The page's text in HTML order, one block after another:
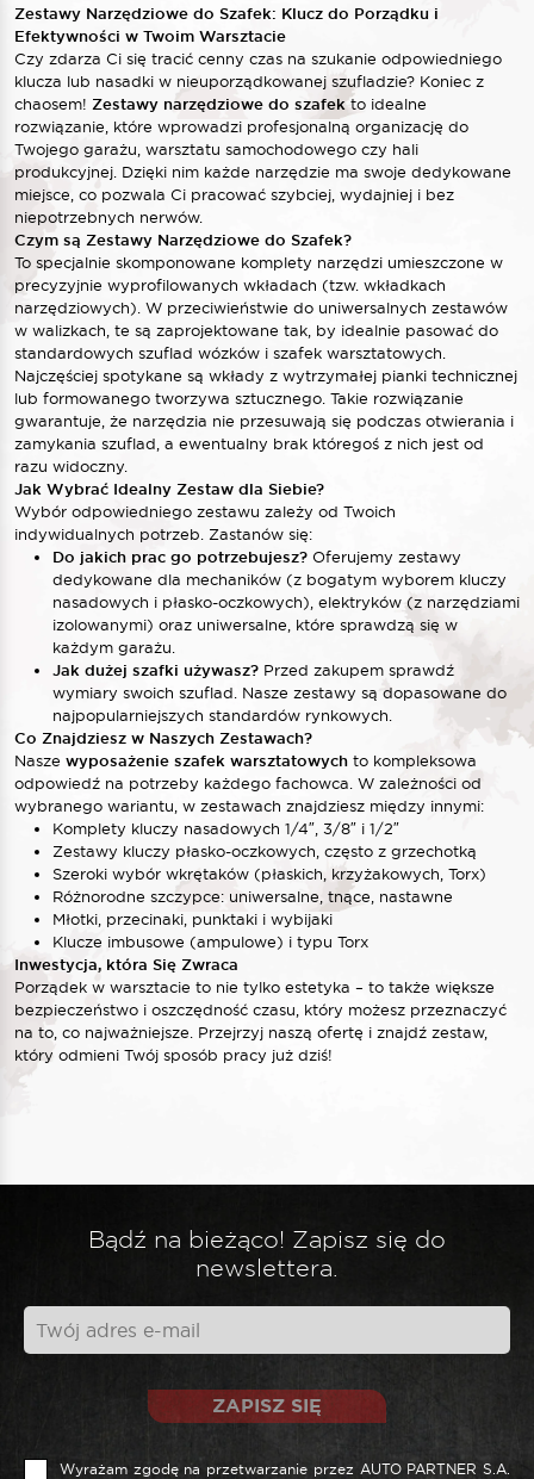
Zestawy Narzędziowe do Szafek: Klucz do Porządku i
Efektywności w Twoim Warsztacie
Czy zdarza Ci się tracić cenny czas na szukanie odpowiedniego
klucza lub nasadki w nieuporządkowanej szufladzie? Koniec z
chaosem! Zestawy narzędziowe do szafekto idealne
rozwiązanie, które wprowadzi profesjonalną organizację do
Twojego garażu, warsztatu samochodowego czy hali
produkcyjnej. Dzięki nim każde narzędzie ma swoje dedykowane
miejsce, co pozwala Ci pracować szybciej, wydajniej i bez
niepotrzebnych nerwów.
Czym są Zestawy Narzędziowe do Szafek?
To specjalnie skomponowane komplety narzędzi umieszczone w
precyzyjnie wyprofilowanych wkładach (tzw. wkładkach
narzędziowych). W przeciwieństwie do uniwersalnych zestawów
w walizkach, te są zaprojektowane tak, by idealnie pasować do
standardowych szuflad wózków i szafek warsztatowych.
Najczęściej spotykane są wkłady z wytrzymałej pianki technicznej
lub formowanego tworzywa sztucznego. Takie rozwiązanie
gwarantuje, że narzędzia nie przesuwają się podczas otwierania i
zamykania szuflad, a ewentualny brak któregoś z nich jest od
razu widoczny.
Jak Wybrać Idealny Zestaw dla Siebie?
Wybór odpowiedniego zestawu zależy od Twoich
indywidualnych potrzeb. Zastanów się:
Do jakich prac go potrzebujesz? Oferujemy zestawy
dedykowane dla mechaników (z bogatym wyborem kluczy
nasadowych i płasko-oczkowych), elektryków (z narzędziami
izolowanymi) oraz uniwersalne, które sprawdzą się w
każdym garażu.
Jak dużej szafki używasz? Przed zakupem sprawdź
wymiary swoich szuflad. Nasze zestawy są dopasowane do
najpopularniejszych standardów rynkowych.
Co Znajdziesz w Naszych Zestawach?
Nasze wyposażenie szafek warsztatowych to kompleksowa
odpowiedź na potrzeby każdego fachowca. W zależności od
wybranego wariantu, w zestawach znajdziesz między innymi:
Komplety kluczy nasadowych 1/4″, 3/8″ i 1/2″
Zestawy kluczy płasko-oczkowych, często z grzechotką
Szeroki wybór wkrętaków (płaskich, krzyżakowych, Torx)
Różnorodne szczypce: uniwersalne, tnące, nastawne
Młotki, przecinaki, punktaki i wybijaki
Klucze imbusowe (ampulowe) i typu Torx
Inwestycja, która Się Zwraca
Porządek w warsztacie to nie tylko estetyka – to także większe
bezpieczeństwo i oszczędność czasu, który możesz przeznaczyć
na to, co najważniejsze. Przejrzyj naszą ofertę i znajdź zestaw,
który odmieni Twój sposób pracy już dziś!
Bądź na bieżąco! Zapisz się do
newslettera.
ZAPISZ SIĘ
Wyrażam zgodę na przetwarzanie przez AUTO PARTNER S.A.